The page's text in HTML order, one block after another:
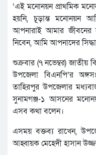
‘এই মনোনয়ন প্রাথমিক
হয়নি, চূড়ান্ত মনোনয়ন
আপনারাই আমার জীবনের
নিবেন, আমি আপনাদের
শুক্রবার (৭ নভেম্বর) জাতীয়
উপজেলা বিএনপি’র
তাহিরপুর উপজেলার
সুনামগঞ্জ-১ আসনের
এসব কথা বলেন।
এসময় বক্তব্য রাখেন,
আহ্বায়ক মেহেদী হাসান